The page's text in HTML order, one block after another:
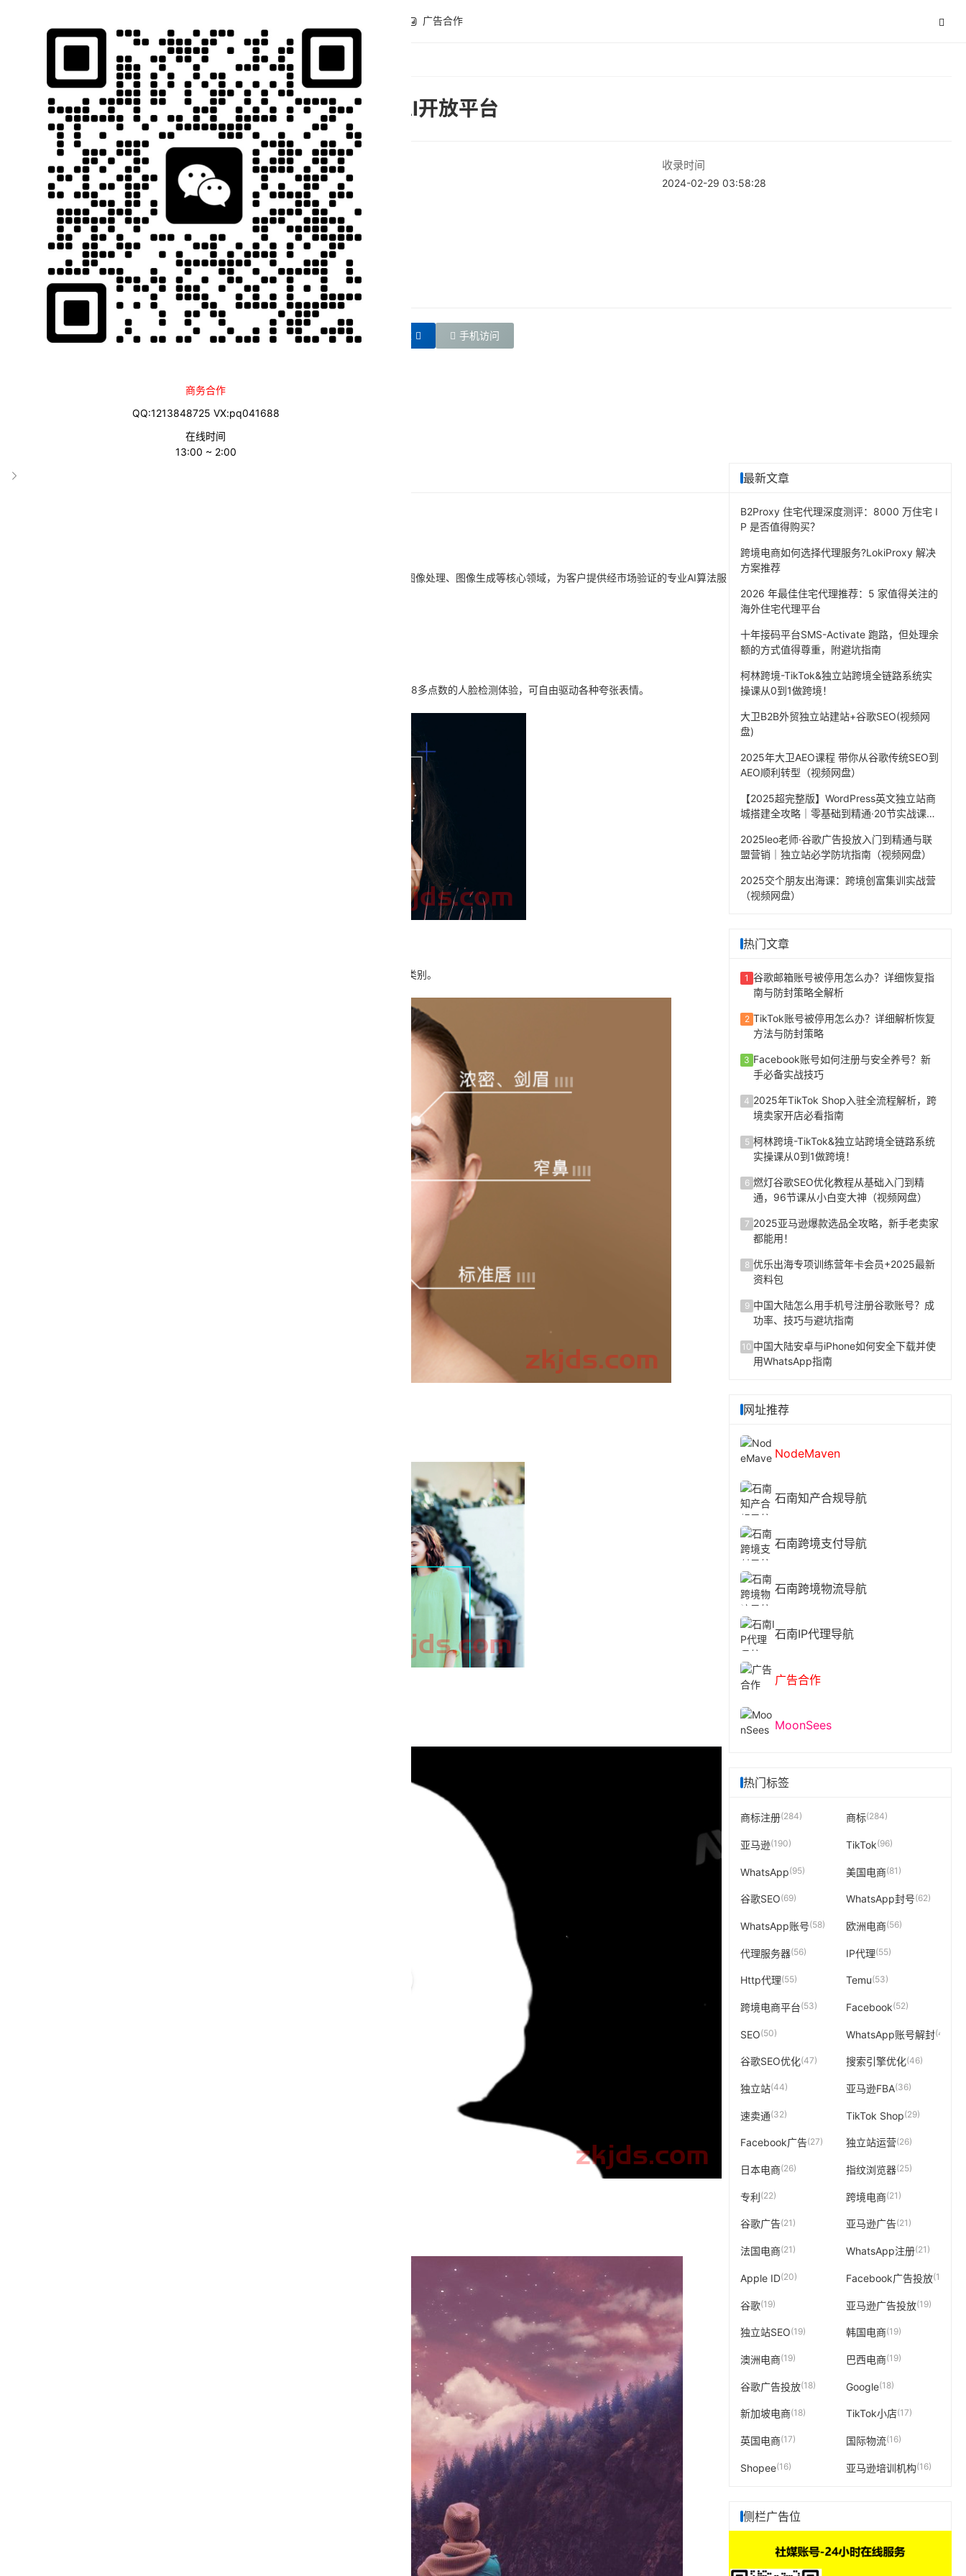
广告合作
Al工具 AI图片处理 正文
美图AI开放平台
收录时间
2024-02-29 03:58:28
累计访问
1517
链接直达 手机访问
网站介绍
美图AI开放平台是美图公司推出的AI服务平台，专注于人脸技术、人体技术、图像识别、图像处理、图像生成等核心领域，为客户提供经市场验证的专业AI算法服
实时监测视频流中的人脸，同时支持处理静态图片或者视频流，追踪人脸仅需2.7毫秒，118多点数的人脸检测体验，可自由驱动各种夸张表情。
识别人脸五官的属性，包括眉毛、眼睛、鼻子、嘴巴、颧骨、下巴、脸型、眼皮、胡子的类别。
最新文章
B2Proxy 住宅代理深度测评：8000 万住宅 I
P 是否值得购买？
跨境电商如何选择代理服务?LokiProxy 解决
方案推荐
2026 年最佳住宅代理推荐：5 家值得关注的
海外住宅代理平台
十年接码平台SMS-Activate 跑路，但处理余
额的方式值得尊重，附避坑指南
柯林跨境-TikTok&独立站跨境全链路系统实
操课从0到1做跨境！
大卫B2B外贸独立站建站+谷歌SEO(视频网
盘)
2025年大卫AEO课程 带你从谷歌传统SEO到
AEO顺利转型（视频网盘）
【2025超完整版】WordPress英文独立站商
城搭建全攻略｜零基础到精通·20节实战课程
2025leo老师·谷歌广告投放入门到精通与联
盟营销｜独立站必学防坑指南（视频网盘）
2025交个朋友出海课：跨境创富集训实战营
（视频网盘）
热门文章
1 谷歌邮箱账号被停用怎么办？详细恢复指
南与防封策略全解析
2 TikTok账号被停用怎么办？详细解析恢复
方法与防封策略
3 Facebook账号如何注册与安全养号？新
手必备实战技巧
4 2025年TikTok Shop入驻全流程解析，跨
境卖家开店必看指南
5 柯林跨境-TikTok&独立站跨境全链路系统
实操课从0到1做跨境！
6 燃灯谷歌SEO优化教程从基础入门到精
通，96节课从小白变大神（视频网盘）
7 2025亚马逊爆款选品全攻略，新手老卖家
都能用！
8 优乐出海专项训练营年卡会员+2025最新
资料包
9 中国大陆怎么用手机号注册谷歌账号？成
功率、技巧与避坑指南
10 中国大陆安卓与iPhone如何安全下载并使
用WhatsApp指南
网址推荐
NodeMaven
石南知产合规导航
石南跨境支付导航
石南跨境物流导航
石南IP代理导航
广告合作
MoonSees
热门标签
商标注册(284) 商标(284)
亚马逊(190) TikTok(96)
WhatsApp(95) 美国电商(81)
谷歌SEO(69) WhatsApp封号(62)
WhatsApp账号(58) 欧洲电商(56)
代理服务器(56) IP代理(55)
Http代理(55) Temu(53)
跨境电商平台(53) Facebook(52)
SEO(50) WhatsApp账号解封(49)
谷歌SEO优化(47) 搜索引擎优化(46)
独立站(44) 亚马逊FBA(36)
速卖通(32) TikTok Shop(29)
Facebook广告(27) 独立站运营(26)
日本电商(26) 指纹浏览器(25)
专利(22) 跨境电商(21)
谷歌广告(21) 亚马逊广告(21)
法国电商(21) WhatsApp注册(21)
Apple ID(20) Facebook广告投放(19)
谷歌(19) 亚马逊广告投放(19)
独立站SEO(19) 韩国电商(19)
澳洲电商(19) 巴西电商(19)
谷歌广告投放(18) Google(18)
新加坡电商(18) TikTok小店(17)
英国电商(17) 国际物流(16)
Shopee(16) 亚马逊培训机构(16)
侧栏广告位
商务合作
QQ:1213848725 VX:pq041688
在线时间
13:00 ~ 2:00